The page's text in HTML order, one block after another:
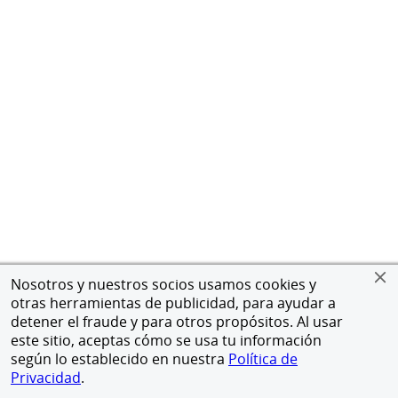
Nosotros y nuestros socios usamos cookies y
otras herramientas de publicidad, para ayudar a
detener el fraude y para otros propósitos. Al usar
este sitio, aceptas cómo se usa tu información
según lo establecido en nuestra Política de
Privacidad.